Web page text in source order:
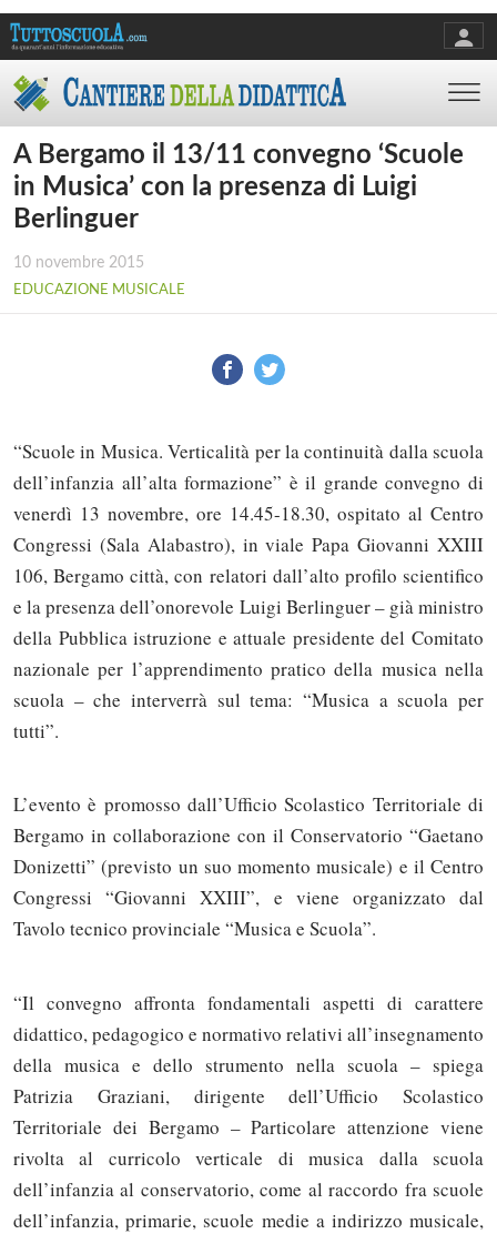
A Bergamo il 13/11 convegno ‘Scuole
in Musica’ con la presenza di Luigi
Berlinguer
10 novembre 2015
EDUCAZIONE MUSICALE
“Scuole in Musica. Verticalità per la continuità dalla scuola
dell’infanzia all’alta formazione” è il grande convegno di
venerdì 13 novembre, ore 14.45-18.30, ospitato al Centro
Congressi (Sala Alabastro), in viale Papa Giovanni XXIII
106, Bergamo città, con relatori dall’alto profilo scientifico
e la presenza dell’onorevole Luigi Berlinguer – già ministro
della Pubblica istruzione e attuale presidente del Comitato
nazionale per l’apprendimento pratico della musica nella
scuola – che interverrà sul tema: “Musica a scuola per
tutti”.
L’evento è promosso dall’Ufficio Scolastico Territoriale di
Bergamo in collaborazione con il Conservatorio “Gaetano
Donizetti” (previsto un suo momento musicale) e il Centro
Congressi “Giovanni XXIII”, e viene organizzato dal
Tavolo tecnico provinciale “Musica e Scuola”.
“Il convegno affronta fondamentali aspetti di carattere
didattico, pedagogico e normativo relativi all’insegnamento
della musica e dello strumento nella scuola – spiega
Patrizia Graziani, dirigente dell’Ufficio Scolastico
Territoriale dei Bergamo – Particolare attenzione viene
rivolta al curricolo verticale di musica dalla scuola
dell’infanzia al conservatorio, come al raccordo fra scuole
dell’infanzia, primarie, scuole medie a indirizzo musicale,